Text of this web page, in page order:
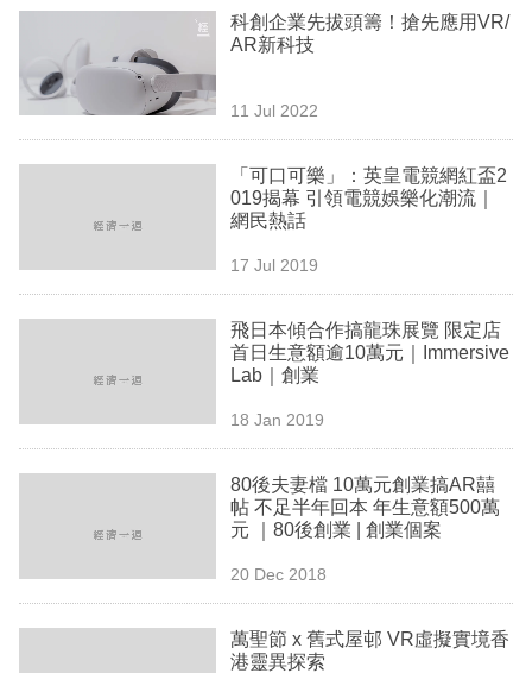
業
科
技
生
欄
區
科創企業先拔頭籌！搶先應用VR/
AR新科技
11 Jul 2022
「可口可樂」：英皇電競網紅盃2
019揭幕 引領電競娛樂化潮流｜
網民熱話
17 Jul 2019
飛日本傾合作搞龍珠展覽 限定店
首日生意額逾10萬元｜Immersive
Lab｜創業
18 Jan 2019
80後夫妻檔 10萬元創業搞AR囍
帖 不足半年回本 年生意額500萬
元 ｜80後創業 | 創業個案
20 Dec 2018
萬聖節 x 舊式屋邨 VR虛擬實境香
港靈異探索